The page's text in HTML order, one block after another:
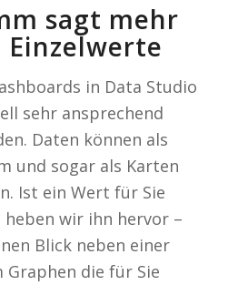
sagt mehr
Einzelwerte
in Data Studio
sehr ansprechend
Daten können als
und sogar als Karten
Ist ein Wert für Sie
wir ihn hervor –
Blick neben einer
Graphen die für Sie